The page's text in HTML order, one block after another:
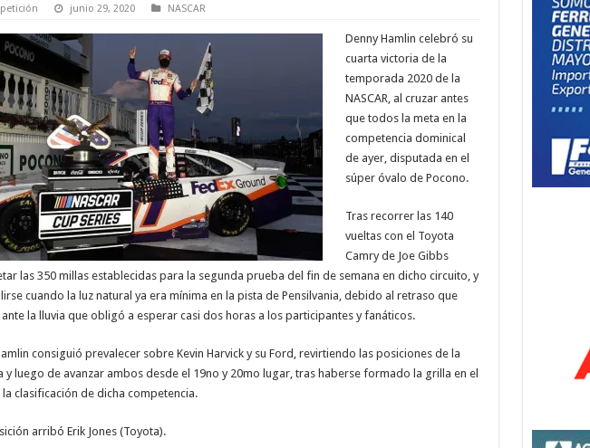
junio 29, 2020 NASCAR
Denny Hamlin celebró su
cuarta victoria de la
temporada 2020 de la
NASCAR, al cruzar antes
que todos la meta en la
competencia dominical
de ayer, disputada en el
súper óvalo de Pocono.
Tras recorrer las 140
vueltas con el Toyota
Camry de Joe Gibbs
las 350 millas establecidas para la segunda prueba del fin de semana en dicho circuito, y
cuando la luz natural ya era mínima en la pista de Pensilvania, debido al retraso que
la lluvia que obligó a esperar casi dos horas a los participantes y fanáticos.
consiguió prevalecer sobre Kevin Harvick y su Ford, revirtiendo las posiciones de la
y luego de avanzar ambos desde el 19no y 20mo lugar, tras haberse formado la grilla en el
clasificación de dicha competencia.
arribó Erik Jones (Toyota).